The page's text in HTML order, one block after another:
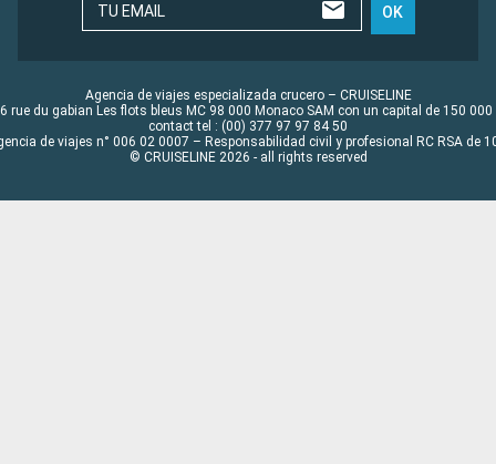
TU EMAIL OK
Agencia de viajes especializada crucero – CRUISELINE
rue du gabian Les flots bleus MC 98 000 Monaco SAM con un capital de 150 000
contact tel : (00) 377 97 97 84 50
de viajes n° 006 02 0007 – Responsabilidad civil y profesional RC RSA de
© CRUISELINE 2026 - all rights reserved